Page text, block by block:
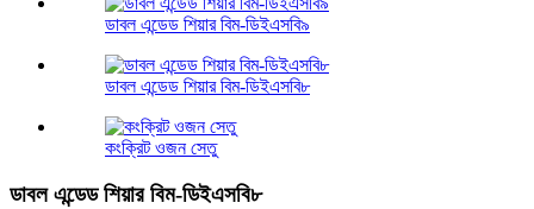
ডাবল এন্ডেড শিয়ার বিম-ডিইএসবি৯
ডাবল এন্ডেড শিয়ার বিম-ডিইএসবি৮
কংক্রিট ওজন সেতু
ডাবল এন্ডেড শিয়ার বিম-ডিইএসবি৮